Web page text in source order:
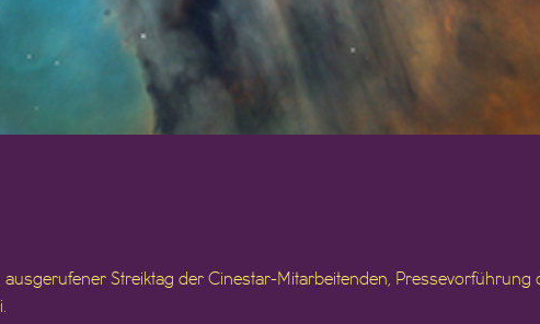
ausgerufener Streiktag der Cinestar-Mitarbeitenden, Pressevorführung